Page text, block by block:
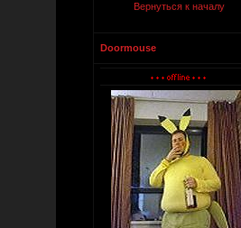
Вернуться к началу
Doormouse